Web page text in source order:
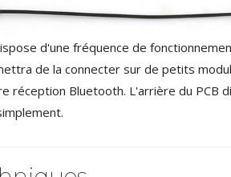
d'une fréquence de
de la connecter sur de petits
réception Bluetooth. L'arrière du PCB